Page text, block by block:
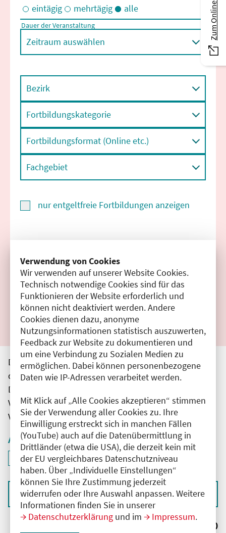
Verwendung von Cookies
Wir verwenden auf unserer Website Cookies.
Technisch notwendige Cookies sind für das
Funktionieren der Website erforderlich und
können nicht deaktiviert werden. Andere
Cookies dienen dazu, anonyme
Nutzungsinformationen statistisch auszuwerten,
Feedback zur Website zu dokumentieren und
um eine Verbindung zu Sozialen Medien zu
ermöglichen. Dabei können personenbezogene
Daten wie IP-Adressen verarbeitet werden.
Mit Klick auf „Alle Cookies akzeptieren“ stimmen
Sie der Verwendung aller Cookies zu. Ihre
Einwilligung erstreckt sich in manchen Fällen
(YouTube) auch auf die Datenübermittlung in
Drittländer (etwa die USA), die derzeit kein mit
der EU vergleichbares Datenschutzniveau
haben. Über „Individuelle Einstellungen“
können Sie Ihre Zustimmung jederzeit
widerrufen oder Ihre Auswahl anpassen. Weitere
Informationen finden Sie in unserer
Datenschutzerklärung und im Impressum.
Eintägige und/oder mehrtägige Veranstaltungen
eintägig mehrtägig alle
Dauer der Veranstaltung
Zeitraum auswählen
Bezirk
Fortbildungskategorie
Fortbildungsformat (Online etc.)
Fachgebiet
nur entgeltfreie Fortbildungen anzeigen
Filter zurücksetzen
Ergebnisse drucken
Die hier aufgeführten Veranstaltungen entsprechen
den unmittelbar vom Veranstalter getätigten Angaben.
Die Ärztekammer Berlin übernimmt keine
Verantwortung für den Inhalt, die Haftung obliegt dem
Veranstalter.
Aktive Filter
Filter
ID: ANT-2506359
deaktivieren und Suchergebnisse neu laden
Sortieren nach
Ergebnisse: 0